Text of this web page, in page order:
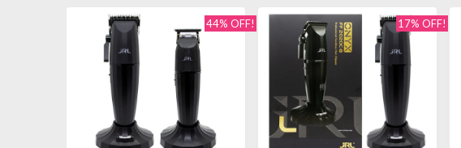
44% OFF! 17% OFF!